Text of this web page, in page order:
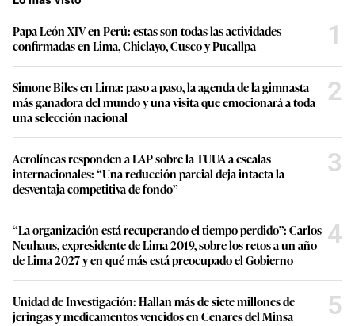
Papa León XIV en Perú: estas son todas las actividades
confirmadas en Lima, Chiclayo, Cusco y Pucallpa
1
Simone Biles en Lima: paso a paso, la agenda de la gimnasta
más ganadora del mundo y una visita que emocionará a toda
una selección nacional
2
Aerolíneas responden a LAP sobre la TUUA a escalas
internacionales: “Una reducción parcial deja intacta la
desventaja competitiva de fondo”
3
“La organización está recuperando el tiempo perdido”: Carlos
Neuhaus, expresidente de Lima 2019, sobre los retos a un año
de Lima 2027 y en qué más está preocupado el Gobierno
4
Unidad de Investigación: Hallan más de siete millones de
jeringas y medicamentos vencidos en Cenares del Minsa
5